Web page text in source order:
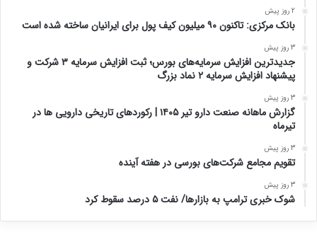
2 روز پیش
بانک مرکزی: تاکنون ۹۰ میلیون کیف پول برای ایرانیان ساخته شده است
3 روز پیش
جدیدترین افزایش سرمایه‌های بورس؛ ثبت افزایش سرمایه ۳ شرکت و
پیشنهاد افزایش سرمایه ۲ نماد بزرگ
3 روز پیش
گزارش ماهانه صنعت دارو تیر ۱۴۰۵ | رکوردهای تاریخی دارویی ها در
تیرماه
3 روز پیش
تقویم مجامع شرکت‌های بورسی در هفته آینده
3 روز پیش
شوک خبری ترامپ به بازارها/ نفت ۵ درصد سقوط کرد